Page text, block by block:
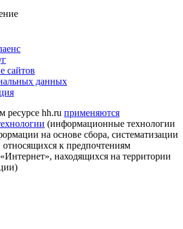
сайтов
данных
hh.ru применяются
(информационные технологии
на основе сбора, систематизации
относящихся к предпочтениям
находящихся на территории